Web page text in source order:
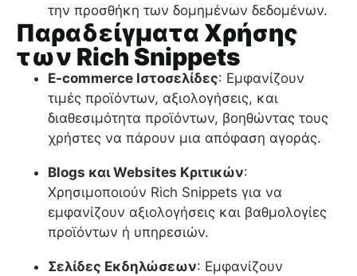
την προσθήκη των δομημένων δεδομένων.
Παραδείγματα Χρήσης
των Rich Snippets
E-commerce Ιστοσελίδες: Εμφανίζουν
τιμές προϊόντων, αξιολογήσεις, και
διαθεσιμότητα προϊόντων, βοηθώντας τους
χρήστες να πάρουν μια απόφαση αγοράς.
Blogs και Websites Κριτικών:
Χρησιμοποιούν Rich Snippets για να
εμφανίζουν αξιολογήσεις και βαθμολογίες
προϊόντων ή υπηρεσιών.
Σελίδες Εκδηλώσεων: Εμφανίζουν